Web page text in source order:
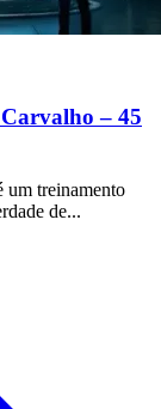
– 45
um treinamento
de...